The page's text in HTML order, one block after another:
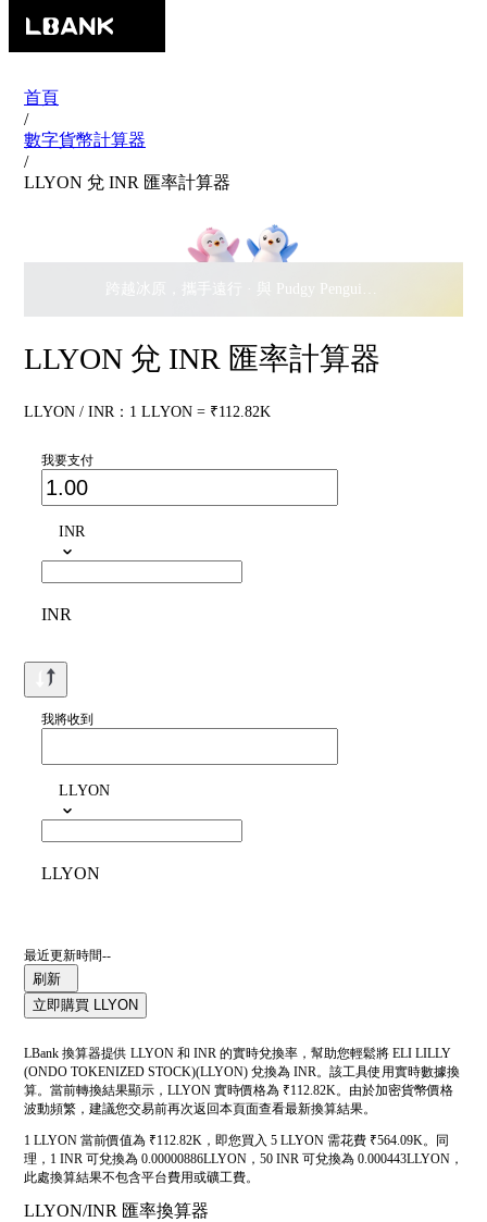
首頁
/
數字貨幣計算器
/
LLYON 兌 INR 匯率計算器
跨越冰原，攜手遠行 · 與 Pudgy Penguins 搖擺瓜分
LLYON 兌 INR 匯率計算器
LLYON / INR：1 LLYON = ₹112.82K
我要支付
INR
INR
我將收到
LLYON
LLYON
最近更新時間--
刷新
立即購買 LLYON
LBank 換算器提供 LLYON 和 INR 的實時兌換率，幫助您輕鬆將 ELI LILLY
(ONDO TOKENIZED STOCK)(LLYON) 兌換為 INR。該工具使用實時數據換
算。當前轉換結果顯示，LLYON 實時價格為 ₹112.82K。由於加密貨幣價格
波動頻繁，建議您交易前再次返回本頁面查看最新換算結果。
1 LLYON 當前價值為 ₹112.82K，即您買入 5 LLYON 需花費 ₹564.09K。同
理，1 INR 可兌換為 0.00000886LLYON，50 INR 可兌換為 0.000443LLYON，
此處換算結果不包含平台費用或礦工費。
LLYON/INR 匯率換算器